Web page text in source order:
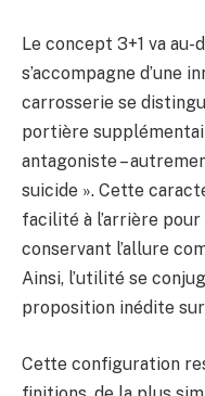
Le concept 3+1 va
s’accompagne d’une
carrosserie se
portière
antagoniste –
suicide ». Cette
facilité à l’arrière
conservant l’allure
Ainsi, l’utilité se
proposition inédite
Cette configuration